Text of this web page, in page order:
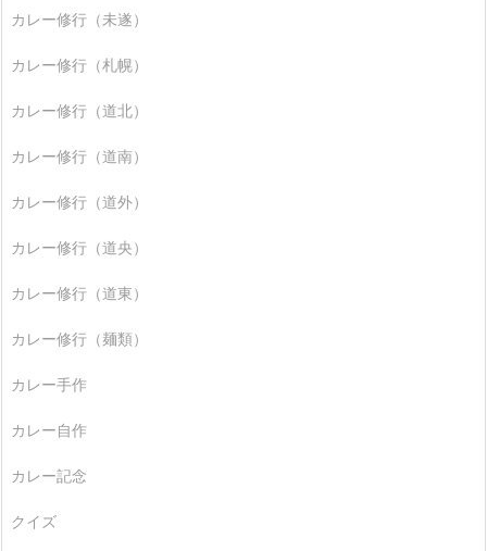
カレー修行（未遂）
カレー修行（札幌）
カレー修行（道北）
カレー修行（道南）
カレー修行（道外）
カレー修行（道央）
カレー修行（道東）
カレー修行（麺類）
カレー手作
カレー自作
カレー記念
クイズ